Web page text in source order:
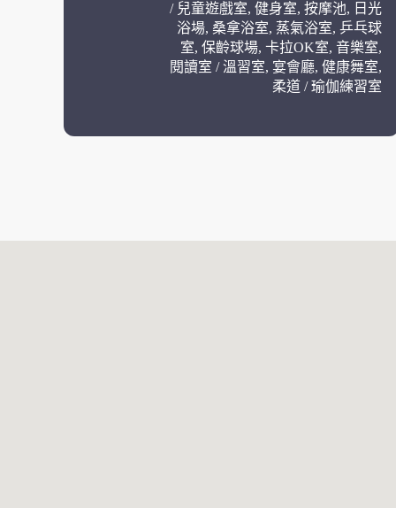
/ 兒童遊戲室, 健身室, 按摩池, 日光
浴場, 桑拿浴室, 蒸氣浴室, 乒乓球
室, 保齡球場, 卡拉OK室, 音樂室,
閱讀室 / 溫習室, 宴會廳, 健康舞室,
柔道 / 瑜伽練習室